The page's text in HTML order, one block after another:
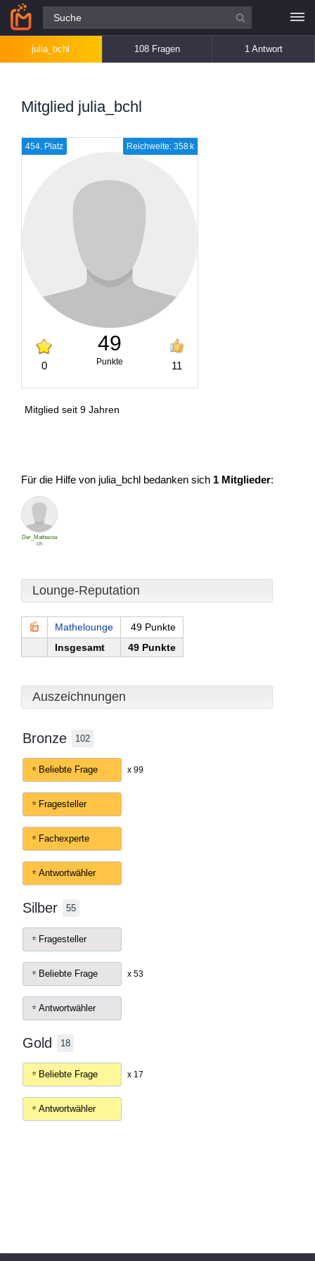
Alle Fragen
julia_bchl 108 Fragen 1 Antwort
Mitglied julia_bchl
Reichweite: 358 k
454. Platz
0
49
Punkte 11
Mitglied seit 9 Jahren
Für die Hilfe von julia_bchl bedanken sich 1 Mitglieder:
Der_Mathecoa
ch
Lounge-Reputation
Mathelounge
49 Punkte
Insgesamt
49 Punkte
Auszeichnungen
Bronze 102
Beliebte Frage x 99
Fragesteller
Fachexperte
Antwortwähler
Silber 55
Fragesteller
Beliebte Frage x 53
Antwortwähler
Gold 18
Beliebte Frage x 17
Antwortwähler